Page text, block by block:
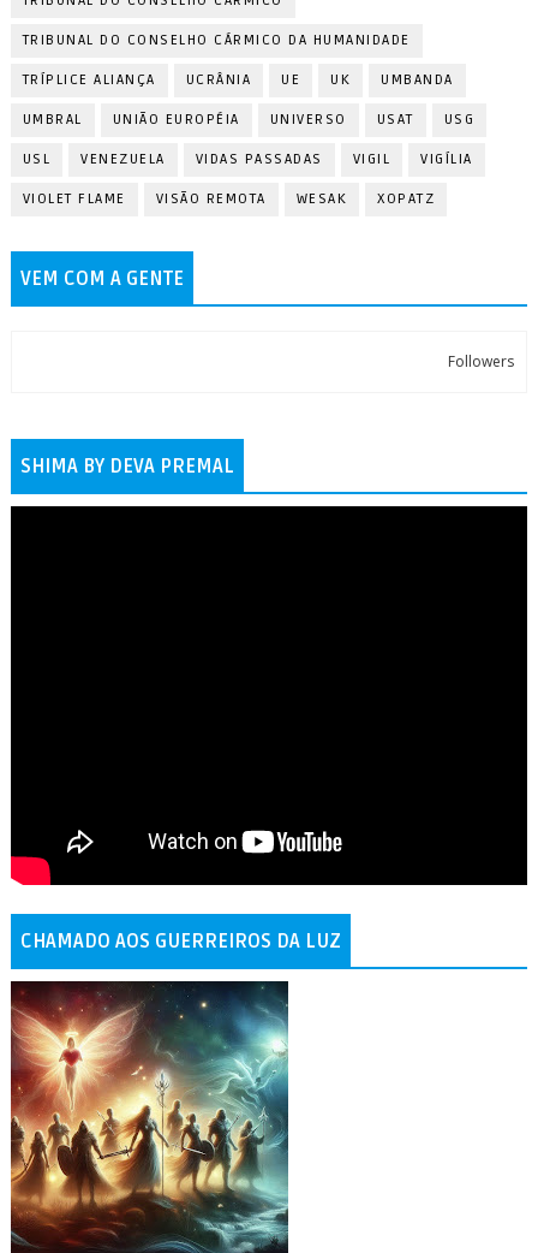
TRIBUNAL DO CONSELHO CÁRMICO DA HUMANIDADE
TRÍPLICE ALIANÇA UCRÂNIA UE UK UMBANDA
UMBRAL UNIÃO EUROPÉIA UNIVERSO USAT USG
USL VENEZUELA VIDAS PASSADAS VIGIL VIGÍLIA
VIOLET FLAME VISÃO REMOTA WESAK XOPATZ
VEM COM A GENTE
Followers
SHIMA BY DEVA PREMAL
CHAMADO AOS GUERREIROS DA LUZ